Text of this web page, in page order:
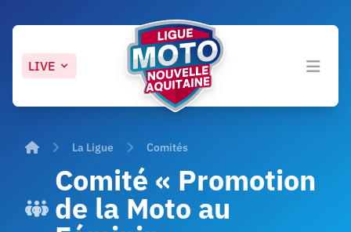
LIVE
Ligue Moto Nouvelle-Aquitaine Open
AccueilLa Ligue Comités
Comité « Promotion
de la Moto au